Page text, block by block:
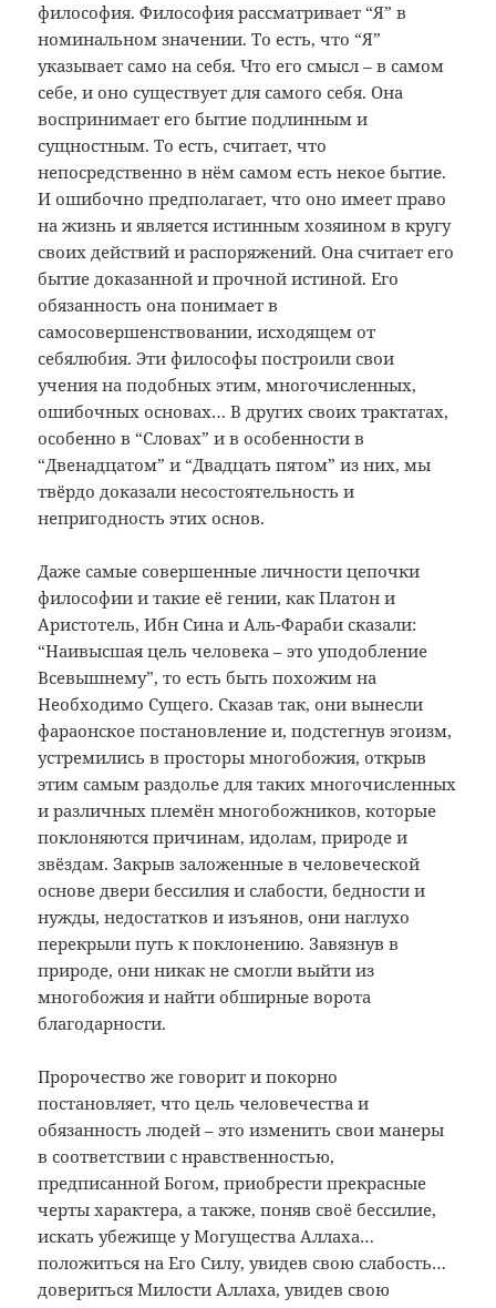
философия. Философия рассматривает “Я” в
номинальном значении. То есть, что “Я”
указывает само на себя. Что его смысл – в самом
себе, и оно существует для самого себя. Она
воспринимает его бытие подлинным и
сущностным. То есть, считает, что
непосредственно в нём самом есть некое бытие.
И ошибочно предполагает, что оно имеет право
на жизнь и является истинным хозяином в кругу
своих действий и распоряжений. Она считает его
бытие доказанной и прочной истиной. Его
обязанность она понимает в
самосовершенствовании, исходящем от
себялюбия. Эти философы построили свои
учения на подобных этим, многочисленных,
ошибочных основах… В других своих трактатах,
особенно в “Словах” и в особенности в
“Двенадцатом” и “Двадцать пятом” из них, мы
твёрдо доказали несостоятельность и
непригодность этих основ.
Даже самые совершенные личности цепочки
философии и такие её гении, как Платон и
Аристотель, Ибн Сина и Аль-Фараби сказали:
“Наивысшая цель человека – это уподобление
Всевышнему”, то есть быть похожим на
Необходимо Сущего. Сказав так, они вынесли
фараонское постановление и, подстегнув эгоизм,
устремились в просторы многобожия, открыв
этим самым раздолье для таких многочисленных
и различных племён многобожников, которые
поклоняются причинам, идолам, природе и
звёздам. Закрыв заложенные в человеческой
основе двери бессилия и слабости, бедности и
нужды, недостатков и изъянов, они наглухо
перекрыли путь к поклонению. Завязнув в
природе, они никак не смогли выйти из
многобожия и найти обширные ворота
благодарности.
Пророчество же говорит и покорно
постановляет, что цель человечества и
обязанность людей – это изменить свои манеры
в соответствии с нравственностью,
предписанной Богом, приобрести прекрасные
черты характера, а также, поняв своё бессилие,
искать убежище у Могущества Аллаха…
положиться на Его Силу, увидев свою слабость…
довериться Милости Аллаха, увидев свою